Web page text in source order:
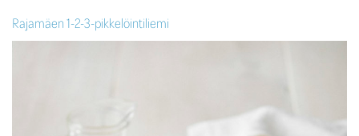
Rajamäen 1-2-3-pikkelöintiliemi